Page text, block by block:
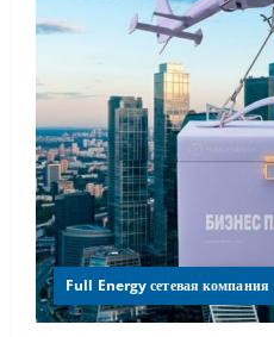
Full Energy сетевая компания